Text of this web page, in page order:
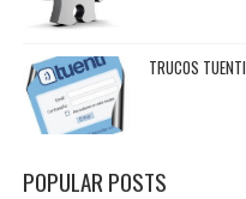
TRUCOS TUENTI
POPULAR POSTS